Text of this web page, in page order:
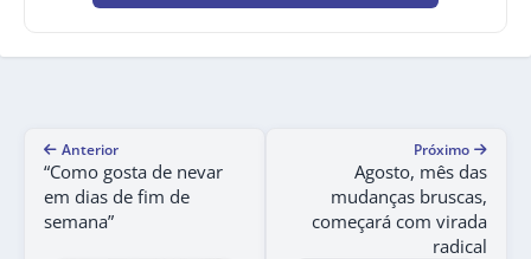
Anterior
“Como gosta de nevar
em dias de fim de
semana”
Próximo
Agosto, mês das
mudanças bruscas,
começará com virada
radical